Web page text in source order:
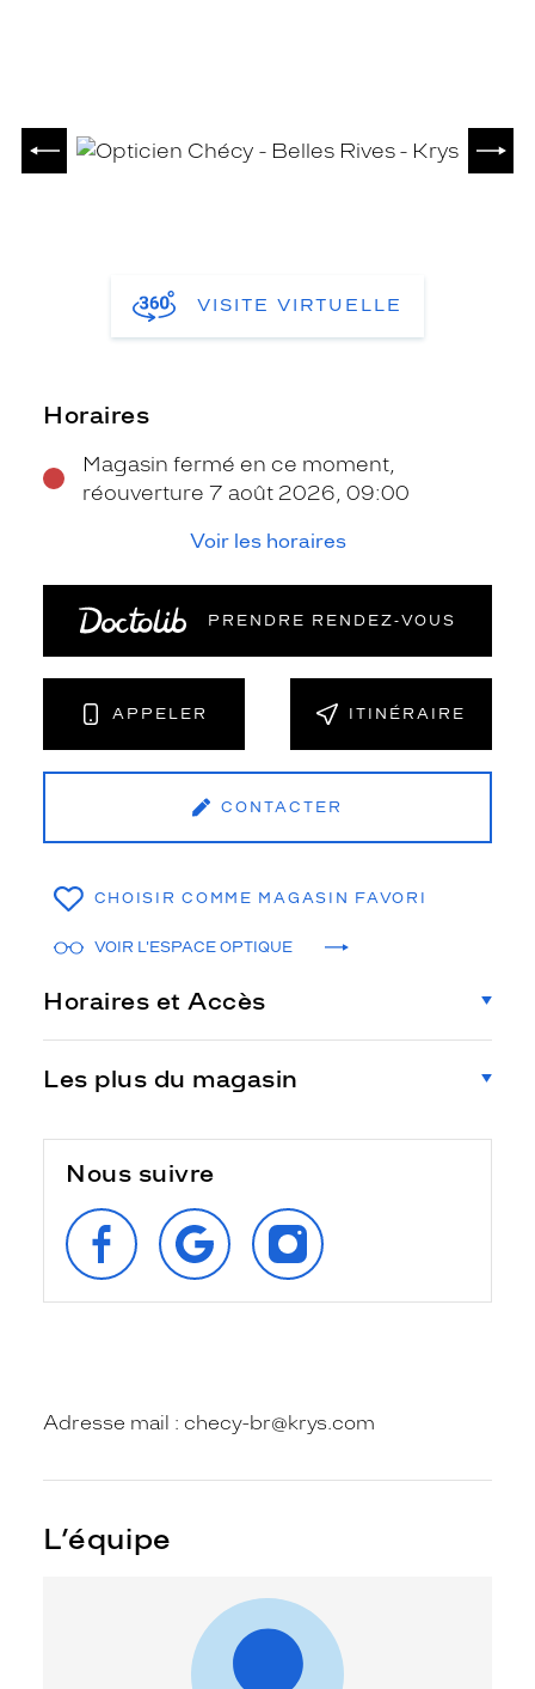
PRÉCÉDENT
VISITE VIRTUELLE
Horaires
Magasin fermé en ce moment,
réouverture 7 août 2026, 09:00
Voir les horaires
PRENDRE RENDEZ‑VOUS
APPELER ITINÉRAIRE
CONTACTER
CHOISIR COMME MAGASIN FAVORI
VOIR L'ESPACE OPTIQUE
Horaires et Accès
Les plus du magasin
Nous suivre
SUIVEZ‑NOUS
SUR
FACEBOOK
RETROUVEZ‑NOUS
SUR
GOOGLE
SUIVEZ‑NOUS
SUR
INSTAGRAM
Adresse mail : checy-br@krys.com
L’équipe